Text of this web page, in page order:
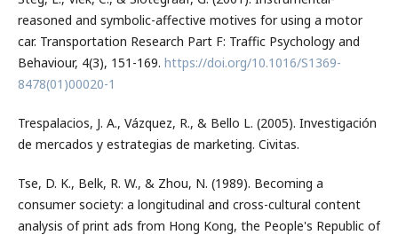
reasoned and symbolic-affective motives for using a motor
car. Transportation Research Part F: Traffic Psychology and
Behaviour, 4(3), 151-169. https://doi.org/10.1016/S1369-
8478(01)00020-1
Trespalacios, J. A., Vázquez, R., & Bello L. (2005). Investigación
de mercados y estrategias de marketing. Civitas.
Tse, D. K., Belk, R. W., & Zhou, N. (1989). Becoming a
consumer society: a longitudinal and cross-cultural content
analysis of print ads from Hong Kong, the People's Republic of